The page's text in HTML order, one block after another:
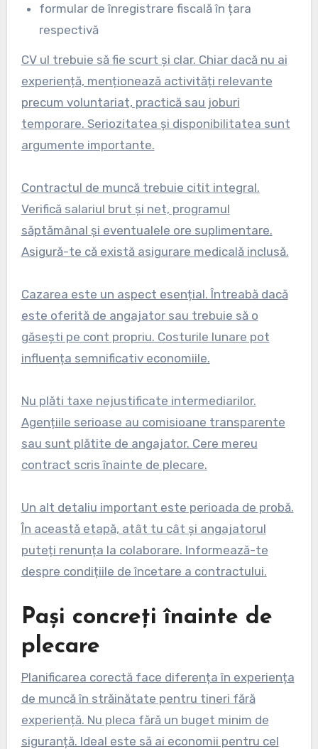
formular de înregistrare fiscală în țara
respectivă
CV ul trebuie să fie scurt și clar. Chiar dacă nu ai
experiență, menționează activități relevante
precum voluntariat, practică sau joburi
temporare. Seriozitatea și disponibilitatea sunt
argumente importante.
Contractul de muncă trebuie citit integral.
Verifică salariul brut și net, programul
săptămânal și eventualele ore suplimentare.
Asigură-te că există asigurare medicală inclusă.
Cazarea este un aspect esențial. Întreabă dacă
este oferită de angajator sau trebuie să o
găsești pe cont propriu. Costurile lunare pot
influența semnificativ economiile.
Nu plăti taxe nejustificate intermediarilor.
Agențiile serioase au comisioane transparente
sau sunt plătite de angajator. Cere mereu
contract scris înainte de plecare.
Un alt detaliu important este perioada de probă.
În această etapă, atât tu cât și angajatorul
puteți renunța la colaborare. Informează-te
despre condițiile de încetare a contractului.
Pași concreți înainte de
plecare
Planificarea corectă face diferența în experiența
de muncă în străinătate pentru tineri fără
experiență. Nu pleca fără un buget minim de
siguranță. Ideal este să ai economii pentru cel